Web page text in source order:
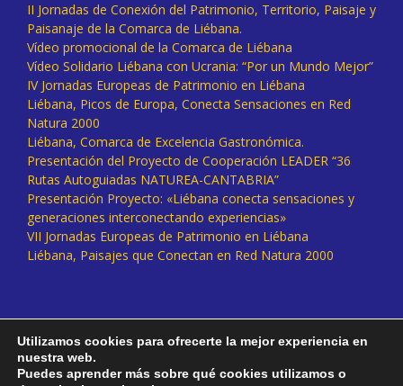
II Jornadas de Conexión del Patrimonio, Territorio, Paisaje y
Paisanaje de la Comarca de Liébana.
Vídeo promocional de la Comarca de Liébana
Vídeo Solidario Liébana con Ucrania: “Por un Mundo Mejor”
IV Jornadas Europeas de Patrimonio en Liébana
Liébana, Picos de Europa, Conecta Sensaciones en Red
Natura 2000
Liébana, Comarca de Excelencia Gastronómica.
Presentación del Proyecto de Cooperación LEADER “36
Rutas Autoguiadas NATUREA-CANTABRIA”
Presentación Proyecto: «Liébana conecta sensaciones y
generaciones interconectando experiencias»
VII Jornadas Europeas de Patrimonio en Liébana
Liébana, Paisajes que Conectan en Red Natura 2000
Utilizamos cookies para ofrecerte la mejor experiencia en
nuestra web.
Puedes aprender más sobre qué cookies utilizamos o